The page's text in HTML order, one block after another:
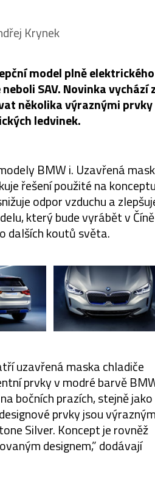
Krynek
model plně elektrického
SAV. Novinka vychází
několika výraznými prvky
ledvinek.
BMW i. Uzavřená
řešení použité na
odpor vzduchu a
který bude vyrábět v Číně
dalších koutů světa.
uzavřená maska chladiče
prvky v modré barvě
bočních prazích, stejně jako
prvky jsou výrazným
Silver. Koncept je rovněž
designem,” dodávají